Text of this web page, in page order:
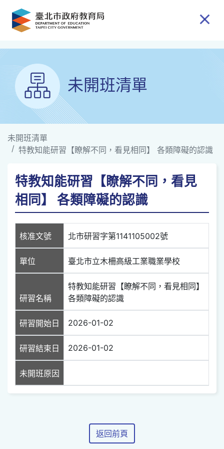
跳到主要內容
未開班清單
未開班清單
特教知能研習【瞭解不同，看見相同】 各類障礙的認識
特教知能研習【瞭解不同，看見
相同】 各類障礙的認識
核准文號 北市研習字第1141105002號
單位 臺北市立木柵高級工業職業學校
研習名稱
特教知能研習【瞭解不同，看見相同】
各類障礙的認識
研習開始日 2026-01-02
研習結束日 2026-01-02
未開班原因
返回前頁